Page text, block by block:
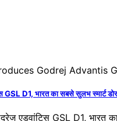
GSL D1, भारत का सबसे सुलभ स्मार्ट
एडवांटिस GSL D1, भारत